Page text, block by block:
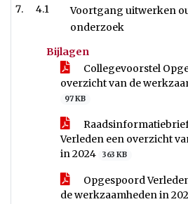
4.1
Voortgang uitwerken
onderzoek
Bijlagen
Collegevoorstel
overzicht van de
97 KB
Verleden een overzicht
in 2024
363 KB
Opgespoord
de werkzaamheden in